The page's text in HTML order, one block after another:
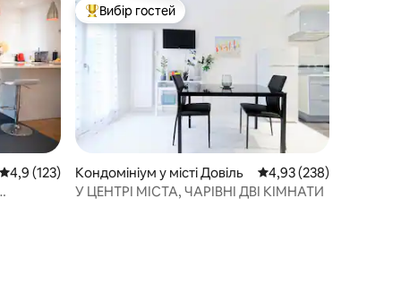
Середня оцінка: 4,9 з 5, відгуки: 123
4,9 (123)
Топ вибір гостей
Вибір гостей
Кондомініум у місті Довіль Середня оцінка: 4,93
4,93 (238)
У ЦЕНТРІ МІСТА, ЧАРІВНІ ДВІ КІМНАТИ